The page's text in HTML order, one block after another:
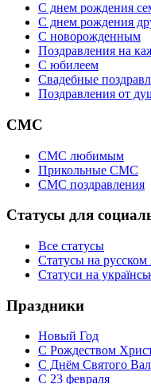
С днем рождения
С днем рождения
C новорожденным
Поздравления на
С юбилеем
Свадебные
Поздравления от
СМС
СМС любимым
Прикольные СМС
СМС поздравления
Статусы для
Все статусы
Статусы на русском
Статуси на
Праздники
Новый Год
С Рождеством
С Днём Святого
С 23 февраля